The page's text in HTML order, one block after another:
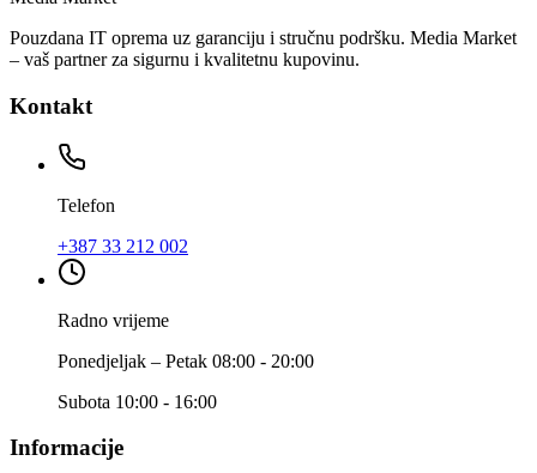
Pouzdana IT oprema uz garanciju i stručnu podršku. Media Market
– vaš partner za sigurnu i kvalitetnu kupovinu.
Kontakt
Telefon
+387 33 212 002
Radno vrijeme
Ponedjeljak – Petak 08:00 - 20:00
Subota 10:00 - 16:00
Informacije